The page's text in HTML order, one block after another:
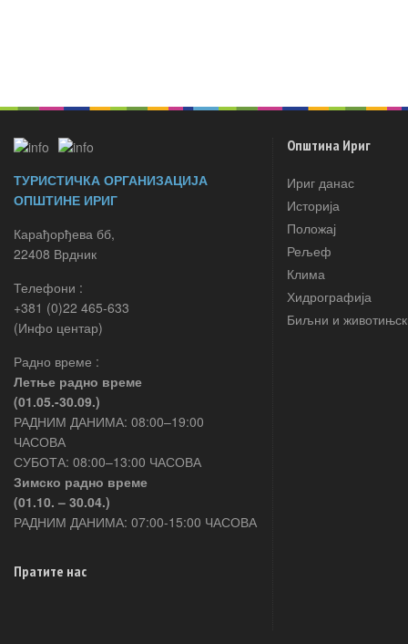
ТУРИСТИЧКА ОРГАНИЗАЦИЈА
ОПШТИНЕ ИРИГ
Карађорђева бб,
22408 Врдник
Телефони :
+381 (0)22 465-633
(Инфо центар)
Радно време :
Летње радно време
(01.05.-30.09.)
РАДНИМ ДАНИМА: 08:00–19:00
ЧАСОВА
СУБОТА: 08:00–13:00 ЧАСОВА
Зимско радно време
(01.10. – 30.04.)
РАДНИМ ДАНИМА: 07:00-15:00 ЧАСОВА
Пратите нас
Општина Ириг
Ириг данас
Историја
Положај
Рељеф
Клима
Хидрографија
Биљни и